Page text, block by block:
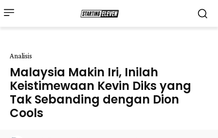
Analisis
Malaysia Makin Iri, Inilah
Keistimewaan Kevin Diks yang
Tak Sebanding dengan Dion
Cools